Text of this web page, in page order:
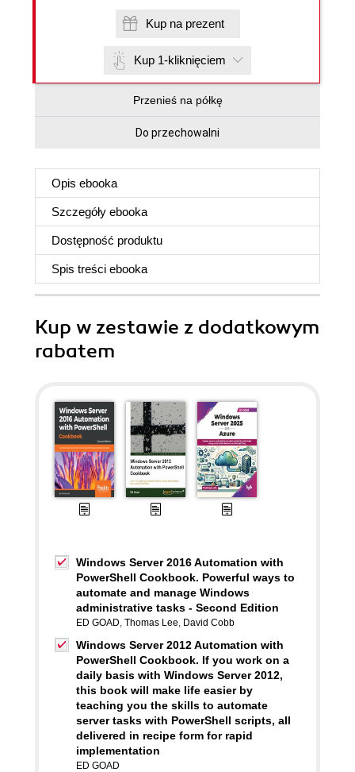
Kup na prezent
Kup 1-kliknięciem
Przenieś na półkę
Do przechowalni
Opis ebooka
Szczegóły ebooka
Dostępność produktu
Spis treści ebooka
Kup w zestawie z dodatkowym
rabatem
Windows Server 2016 Automation with
PowerShell Cookbook. Powerful ways to
automate and manage Windows
administrative tasks - Second Edition
ED GOAD, Thomas Lee, David Cobb
Windows Server 2012 Automation with
PowerShell Cookbook. If you work on a
daily basis with Windows Server 2012,
this book will make life easier by
teaching you the skills to automate
server tasks with PowerShell scripts, all
delivered in recipe form for rapid
implementation
ED GOAD